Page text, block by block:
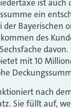
ist auch
ein
der Bayerischen
des
mit 10
nach
Sie füllt auf,